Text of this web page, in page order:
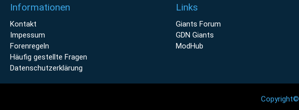
Informationen
Kontakt
Impessum
Forenregeln
Häufig gestellte Fragen
Datenschutzerklärung
Links
Giants Forum
GDN Giants
ModHub